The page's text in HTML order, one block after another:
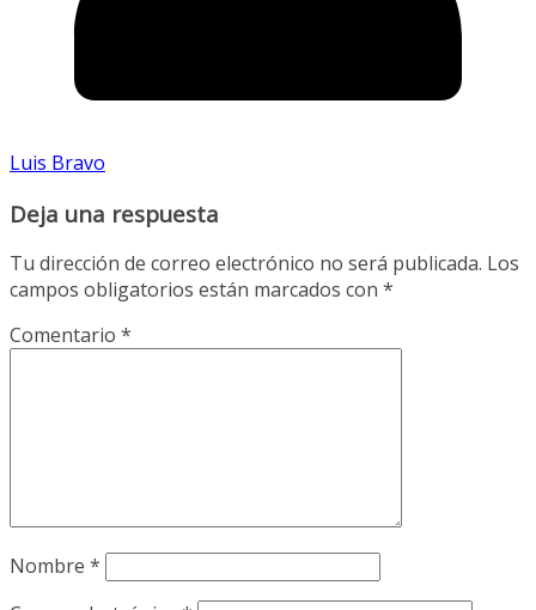
Luis Bravo
Deja una respuesta
Tu dirección de correo electrónico no será publicada. Los
campos obligatorios están marcados con *
Comentario *
Nombre *